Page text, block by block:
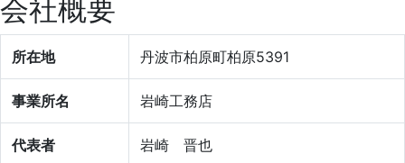
会社概要
所在地 丹波市柏原町柏原5391
事業所名 岩崎工務店
代表者 岩崎 晋也